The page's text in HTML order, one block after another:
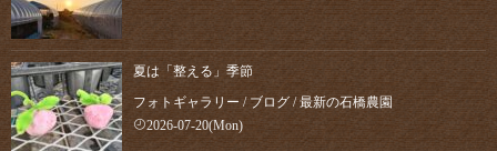
夏は「整える」季節
フォトギャラリー / ブログ/最新の石橋農園
2026-07-20(Mon)